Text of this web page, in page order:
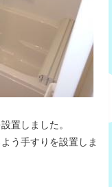
置しました。
う手すりを設置しま